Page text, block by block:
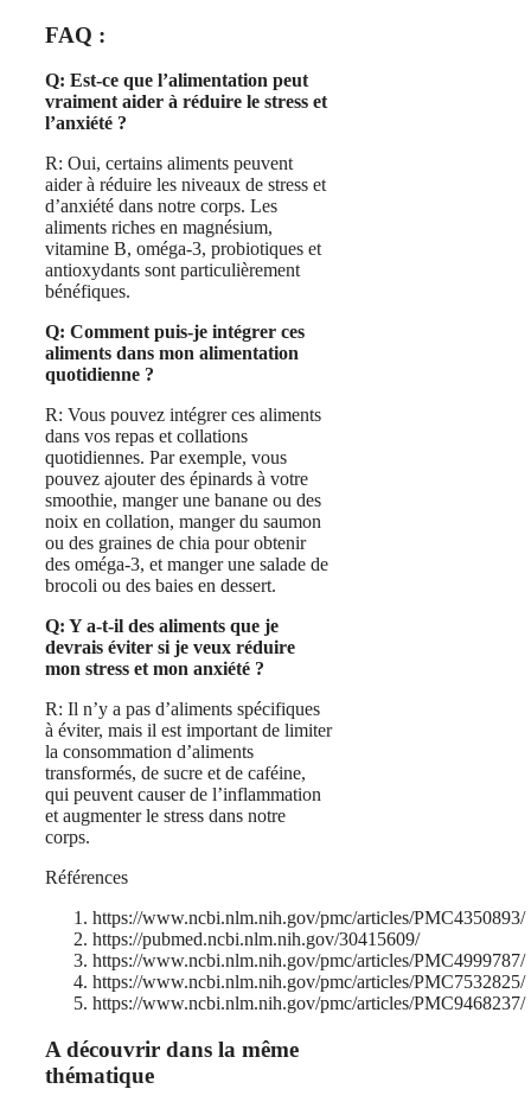
FAQ :
Q: Est-ce que l’alimentation peut
vraiment aider à réduire le stress et
l’anxiété ?
R: Oui, certains aliments peuvent
aider à réduire les niveaux de stress et
d’anxiété dans notre corps. Les
aliments riches en magnésium,
vitamine B, oméga-3, probiotiques et
antioxydants sont particulièrement
bénéfiques.
Q: Comment puis-je intégrer ces
aliments dans mon alimentation
quotidienne ?
R: Vous pouvez intégrer ces aliments
dans vos repas et collations
quotidiennes. Par exemple, vous
pouvez ajouter des épinards à votre
smoothie, manger une banane ou des
noix en collation, manger du saumon
ou des graines de chia pour obtenir
des oméga-3, et manger une salade de
brocoli ou des baies en dessert.
Q: Y a-t-il des aliments que je
devrais éviter si je veux réduire
mon stress et mon anxiété ?
R: Il n’y a pas d’aliments spécifiques
à éviter, mais il est important de limiter
la consommation d’aliments
transformés, de sucre et de caféine,
qui peuvent causer de l’inflammation
et augmenter le stress dans notre
corps.
Références
https://www.ncbi.nlm.nih.gov/pmc/articles/PMC4350893/
https://pubmed.ncbi.nlm.nih.gov/30415609/
https://www.ncbi.nlm.nih.gov/pmc/articles/PMC4999787/
https://www.ncbi.nlm.nih.gov/pmc/articles/PMC7532825/
https://www.ncbi.nlm.nih.gov/pmc/articles/PMC9468237/
A découvrir dans la même
thématique